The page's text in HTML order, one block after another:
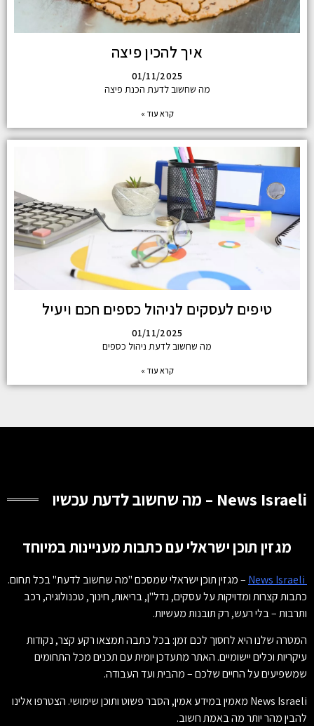
איך להכין פיצה
01/11/2025
מה שחשוב לדעת הכנת פיצה
קרא עוד »
טיפים לעסקים לניהול כספים חכם ויעיל
01/11/2025
מה שחשוב לדעת ניהול כספים
קרא עוד »
News Israeli – מה שחשוב לדעת עכשיו
מגזין תוכן ישראלי עם כתבות מעניינות במיוחד
– מגזין תוכן ישראלי שמסכם "מה שחשוב לדעת" בכל תחום.
כתבות קצרות ומדויקות על עסקים, נדל"ן, בריאות, חינוך, טכנולוגיה, רכב
ותרבות – בלי רעש, רק תובנות מעשיות.
המטרה שלנו היא לחסוך לכם זמן: בכל כתבה תמצאו רקע קצר, נקודות
עיקריות וכלים יישומיים. האתר מתעדכן יומית עם תכנים מכל התחומים
שמשפיעים על החיים שלכם – מהבית ועד העבודה.
News Israeli מאמין במידע אמין, הסבר פשוט ותוכן שימושי. הצטרפו אלינו
להבין מהר יותר מה באמת חשוב.